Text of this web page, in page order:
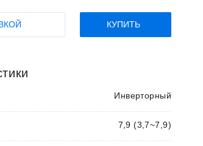
КУПИТЬ
Инверторный
7,9 (3,7~7,9)